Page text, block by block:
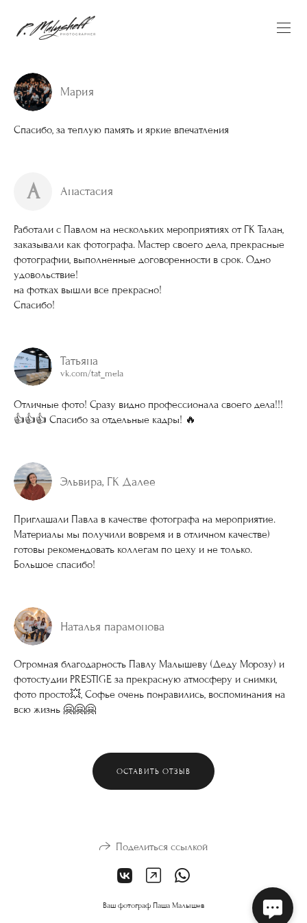
Мария
Спасибо, за теплую память и яркие впечатления
А Анастасия
Работали с Павлом на нескольких мероприятиях от ГК Талан,
заказывали как фотографа. Мастер своего дела, прекрасные
фотографии, выполненные договоренности в срок. Одно
удовольствие!
на фотках вышли все прекрасно!
Спасибо!
Татьяна
vk.com/tat_mela
Отличные фото! Сразу видно профессионала своего дела!!!
👍👍👍 Спасибо за отдельные кадры! 🔥
Эльвира, ГК Далее
Приглашали Павла в качестве фотографа на мероприятие.
Материалы мы получили вовремя и в отличном качестве)
готовы рекомендовать коллегам по цеху и не только.
Большое спасибо!
Наталья парамонова
Огромная благодарность Павлу Малышеву (Деду Морозу) и
фотостудии PRESTIGE за прекрасную атмосферу и снимки,
фото просто💥, Софье очень понравились, воспоминания на
всю жизнь 🤗🤗🤗
ОСТАВИТЬ ОТЗЫВ
Поделиться ссылкой
Ваш фотограф Паша Малышев